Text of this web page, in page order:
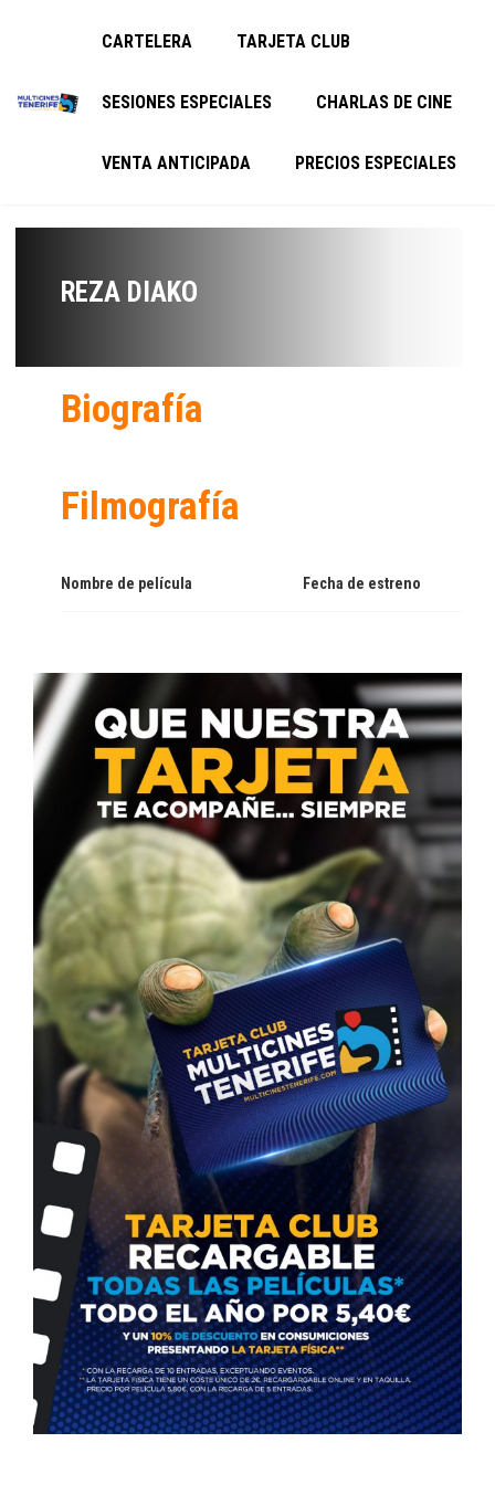
CARTELERA TARJETA CLUB
SESIONES ESPECIALES CHARLAS DE CINE
VENTA ANTICIPADA PRECIOS ESPECIALES
REZA DIAKO
Biografía
Filmografía
Nombre de película Fecha de estreno